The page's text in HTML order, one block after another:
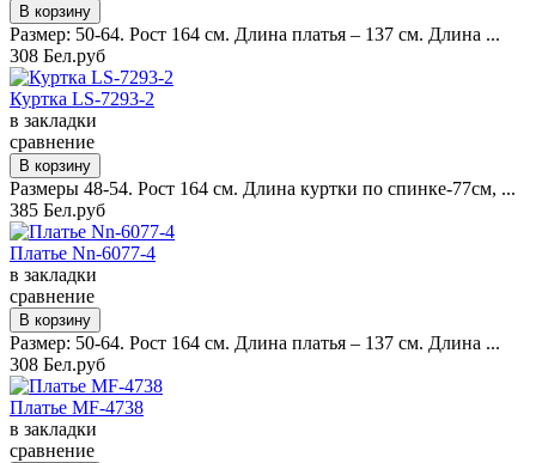
Размер: 50-64. Рост 164 см. Длина платья – 137 см. Длина ...
308 Бел.руб
Куртка LS-7293-2
в закладки
сравнение
Размеры 48-54. Рост 164 см. Длина куртки по спинке-77см, ...
385 Бел.руб
Платье Nn-6077-4
в закладки
сравнение
Размер: 50-64. Рост 164 см. Длина платья – 137 см. Длина ...
308 Бел.руб
Платье MF-4738
в закладки
сравнение